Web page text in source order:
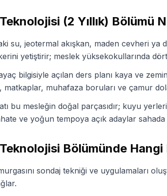
(2 Yıllık) Bölümü
su, jeotermal akışkan, maden cevheri ya
yetiştirir; meslek yüksekokullarında
bilgisiyle açılan ders planı kaya ve
matkaplar, muhafaza boruları ve çamur
bu mesleğin doğal parçasıdır; kuyu
ve yoğun tempoya açık adaylar
Bölümünde
sondaj tekniği ve uygulamaları